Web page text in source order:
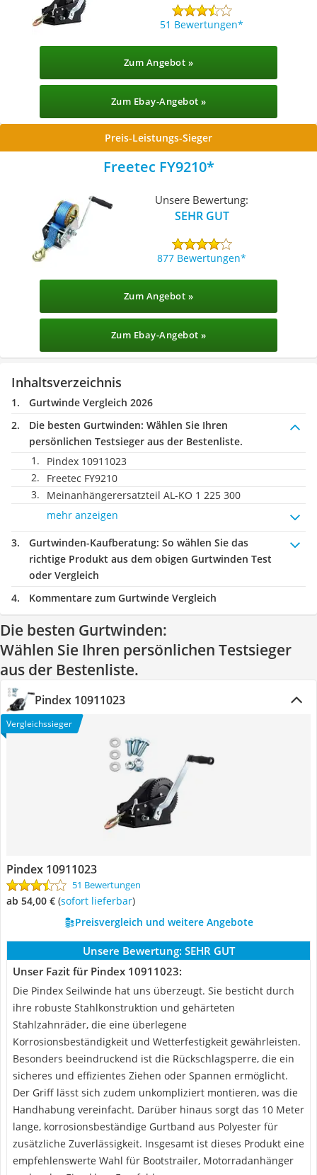
51 Bewertungen
Zum Angebot »
Zum Ebay-Angebot »
Preis-Leistungs-Sieger
Freetec FY9210
Unsere Bewertung:
SEHR GUT
877 Bewertungen
Zum Angebot »
Zum Ebay-Angebot »
Inhaltsverzeichnis
Gurtwinde Vergleich 2026
Die besten Gurtwinden: Wählen Sie Ihren
persönlichen Testsieger aus der Bestenliste.
Pindex 10911023
Freetec FY9210
Meinanhängerersatzteil AL-KO 1 225 300
mehr anzeigen
Gurtwinden-Kaufberatung: So wählen Sie das
richtige Produkt aus dem obigen Gurtwinden Test
oder Vergleich
Kommentare zum Gurtwinde Vergleich
Die besten Gurtwinden:
Wählen Sie Ihren persönlichen Testsieger
aus der Bestenliste.
Pindex 10911023
Vergleichssieger
Pindex 10911023
51 Bewertungen
ab 54,00 € ( Sofort lieferbar)
Preisvergleich und weitere Angebote
Unsere Bewertung: SEHR GUT
Unser Fazit für Pindex 10911023:
Die Pindex Seilwinde hat uns überzeugt. Sie besticht durch
ihre robuste Stahlkonstruktion und gehärteten
Stahlzahnräder, die eine überlegene
Korrosionsbeständigkeit und Wetterfestigkeit gewährleisten.
Besonders beeindruckend ist die Rückschlagsperre, die ein
sicheres und effizientes Ziehen oder Spannen ermöglicht.
Der Griff lässt sich zudem unkompliziert montieren, was die
Handhabung vereinfacht. Darüber hinaus sorgt das 10 Meter
lange, korrosionsbeständige Gurtband aus Polyester für
zusätzliche Zuverlässigkeit. Insgesamt ist dieses Produkt eine
empfehlenswerte Wahl für Bootstrailer, Motorradanhänger